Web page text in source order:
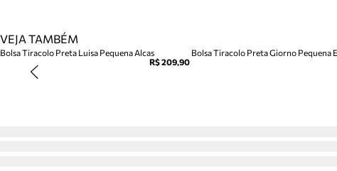
VEJA TAMBÉM
Bolsa Tiracolo Preta Luisa Pequena Alcas
R$ 209,90
Bolsa Tiracolo Preta Giorno Pequena